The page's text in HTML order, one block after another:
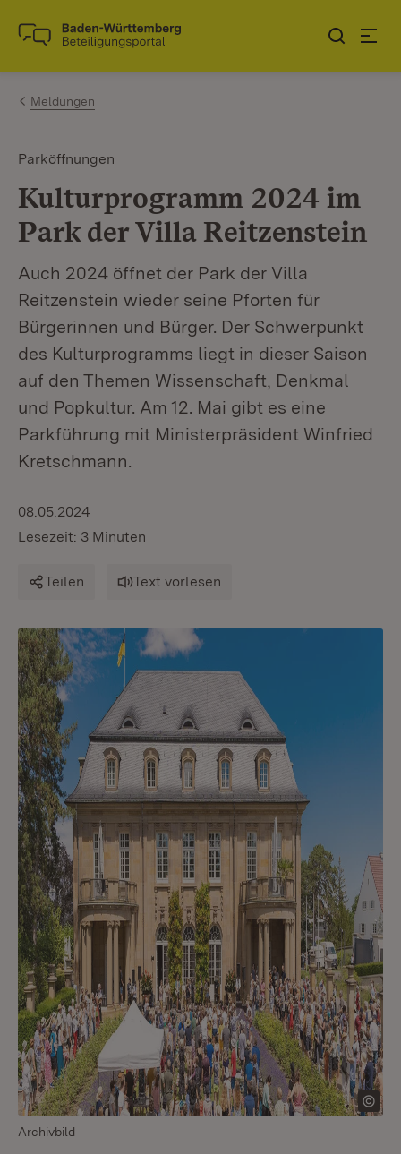
Zum Inhalt springen
Link zur Startseite
Meldungen
Parköffnungen
Kulturprogramm 2024 im
Park der Villa Reitzenstein
Auch 2024 öffnet der Park der Villa
Reitzenstein wieder seine Pforten für
Bürgerinnen und Bürger. Der Schwerpunkt
des Kulturprogramms liegt in dieser Saison
auf den Themen Wissenschaft, Denkmal
und Popkultur. Am 12. Mai gibt es eine
Parkführung mit Ministerpräsident Winfried
Kretschmann.
08.05.2024
Lesezeit: 3 Minuten
Teilen Text vorlesen
Archivbild